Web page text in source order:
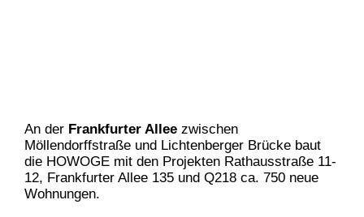
An der Frankfurter Allee zwischen
Möllendorffstraße und Lichtenberger Brücke baut
die HOWOGE mit den Projekten Rathausstraße 11-
12, Frankfurter Allee 135 und Q218 ca. 750 neue
Wohnungen.